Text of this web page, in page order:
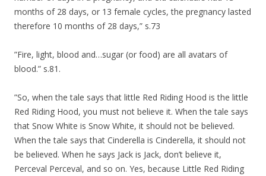
months of 28 days, or 13 female cycles, the pregnancy lasted
therefore 10 months of 28 days,” s.73
”Fire, light, blood and…sugar (or food) are all avatars of
blood.” s.81.
”So, when the tale says that little Red Riding Hood is the little
Red Riding Hood, you must not believe it. When the tale says
that Snow White is Snow White, it should not be believed.
When the tale says that Cinderella is Cinderella, it should not
be believed. When he says Jack is Jack, don’t believe it,
Perceval Perceval, and so on. Yes, because Little Red Riding